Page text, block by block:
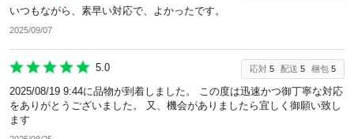
いつもながら、素早い対応で、よかったです。
2025/09/07
5.0 応対 5 配送 5 梱包 5
2025/08/19 9:44に品物が到着しました。 この度は迅速かつ御丁寧な対応
をありがとうございました。 又、機会がありましたら宜しく御願い致し
ます